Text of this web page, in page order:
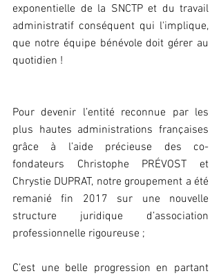
exponentielle de la SNCTP et du travail
administratif conséquent qui l'implique,
que notre équipe bénévole doit gérer au
quotidien !
Pour devenir l’entité reconnue par les
plus hautes administrations françaises
grâce à l’aide précieuse des co-
fondateurs Christophe PRÉVOST et
Chrystie DUPRAT, notre groupement a été
remanié fin 2017 sur une nouvelle
structure juridique d’association
professionnelle rigoureuse ;
C’est une belle progression en partant